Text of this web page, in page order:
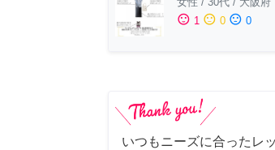
sentiment_satisfied 1 sentiment_neutral 0 sentiment_dissatisfied 0
いつもニーズに合ったレ